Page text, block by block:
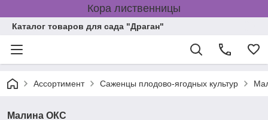
Кора лиственницы
Каталог товаров для сада "Драган"
Ассортимент Саженцы плодово-ягодных культур
Малина ОКС